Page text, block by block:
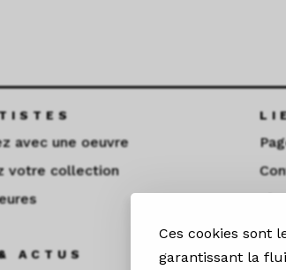
Ces cookies sont
garantissant la
avec une oeuvre
votre collection
ACTUS